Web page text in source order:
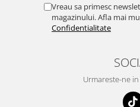
Vreau sa primesc
magazinului. Afla mai
Confidentialitate
Urmareste-ne